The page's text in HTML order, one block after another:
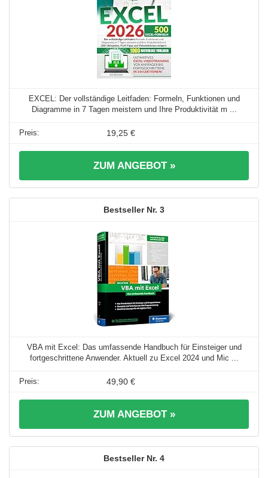
EXCEL: Der vollständige Leitfaden: Formeln, Funktionen und
Diagramme in 7 Tagen meistern und Ihre Produktivität m ...
19,25 €
ZUM ANGEBOT »
3
VBA mit Excel: Das umfassende Handbuch für Einsteiger und
fortgeschrittene Anwender. Aktuell zu Excel 2024 und Mic ...
49,90 €
ZUM ANGEBOT »
4